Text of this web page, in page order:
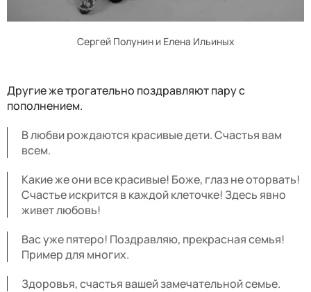
Сергей Полунин и Елена Ильиных
Другие же трогательно поздравляют пару с
пополнением.
В любви рождаются красивые дети. Счастья вам
всем.
Какие же они все красивые! Боже, глаз не оторвать!
Счастье искрится в каждой клеточке! Здесь явно
живет любовь!
Вас уже пятеро! Поздравляю, прекрасная семья!
Пример для многих.
Здоровья, счастья вашей замечательной семье.